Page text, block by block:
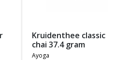
kruidenthee classic
chai 37.4 gram
ayoga